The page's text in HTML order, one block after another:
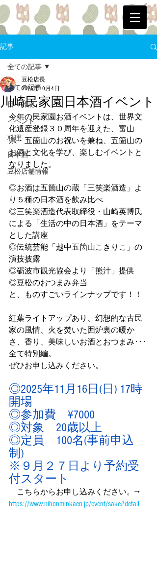
記事
全ての記事
日々雑記
イベント
料理
日本酒
豆松店舗情報
全ての記事
川崎民家園日本酒イベント
豆松店長
2025年10月4日
今年の民家園お酒イベントは、世界文
化遺産登録３０周年を迎えた、富山
県・五箇山のお祝いを兼ね、五箇山の
お酒と文化を学び、楽しむイベントと
なりました。
◎お酒は五箇山の蔵「三笑楽酒造」よ
り５種の日本酒を飲み比べ
◎三笑楽酒造代表取締役・山崎英博氏
による「生活の中の日本酒」をテーマ
とした講座
◎伝統芸能「越中五箇山こきりこ」の
演技披露
◎砺波市観光協会より「熊汁」提供
◎豆松のおつまみ弁当
と、ものすごいラインナップです！！
紅葉ライトアップあり、幻想的な古民
家の風情、火を焚いた囲炉裏の暖か
さ、香り、美味しいお酒とおつまみ･･･
全て特別編。
ぜひお申し込みください。
◎2025年11月16日(日) 17時
開場
◎参加費　¥7000
◎対象　20歳以上
◎定員　100名(事前申込
制)
※９月２７日より予約受
付スタート
こちらからお申し込みください。→
https://www.nihonminkaen.jp/event/sake#detail